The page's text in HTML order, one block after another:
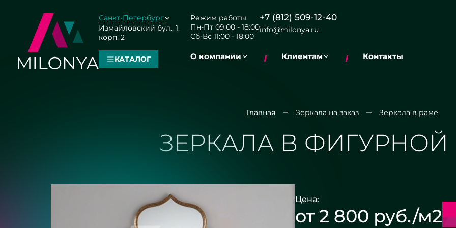
Санкт-Петербург
Измайловский бул., 1,
корп. 2
Режим работы
Пн-Пт 09:00 - 18:00
Сб-Вс 11:00 - 18:00
+7 (812) 509-12-40
info@milonya.ru
КАТАЛОГ О компании Клиентам Контакты
Главная Зеркала на заказ Зеркала в раме
ЗЕРКАЛА В ФИГУРНОЙ
Цена:
от 2 800 руб./м2